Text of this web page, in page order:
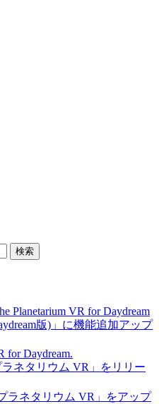
Planetarium VR for Daydream
版)」に機能追加アップ
for Daydream.
ネタリウム VR」をリリー
ラネタリウム VR」をアップ